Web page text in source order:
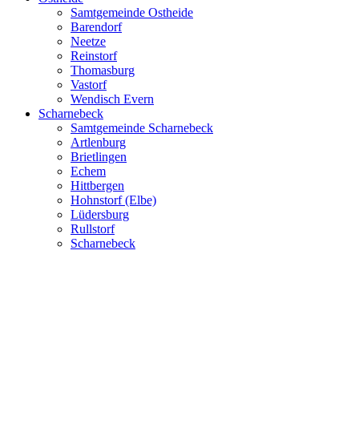
Samtgemeinde Ostheide
Barendorf
Neetze
Reinstorf
Thomasburg
Vastorf
Wendisch Evern
Scharnebeck
Samtgemeinde Scharnebeck
Artlenburg
Brietlingen
Echem
Hittbergen
Hohnstorf (Elbe)
Lüdersburg
Rullstorf
Scharnebeck